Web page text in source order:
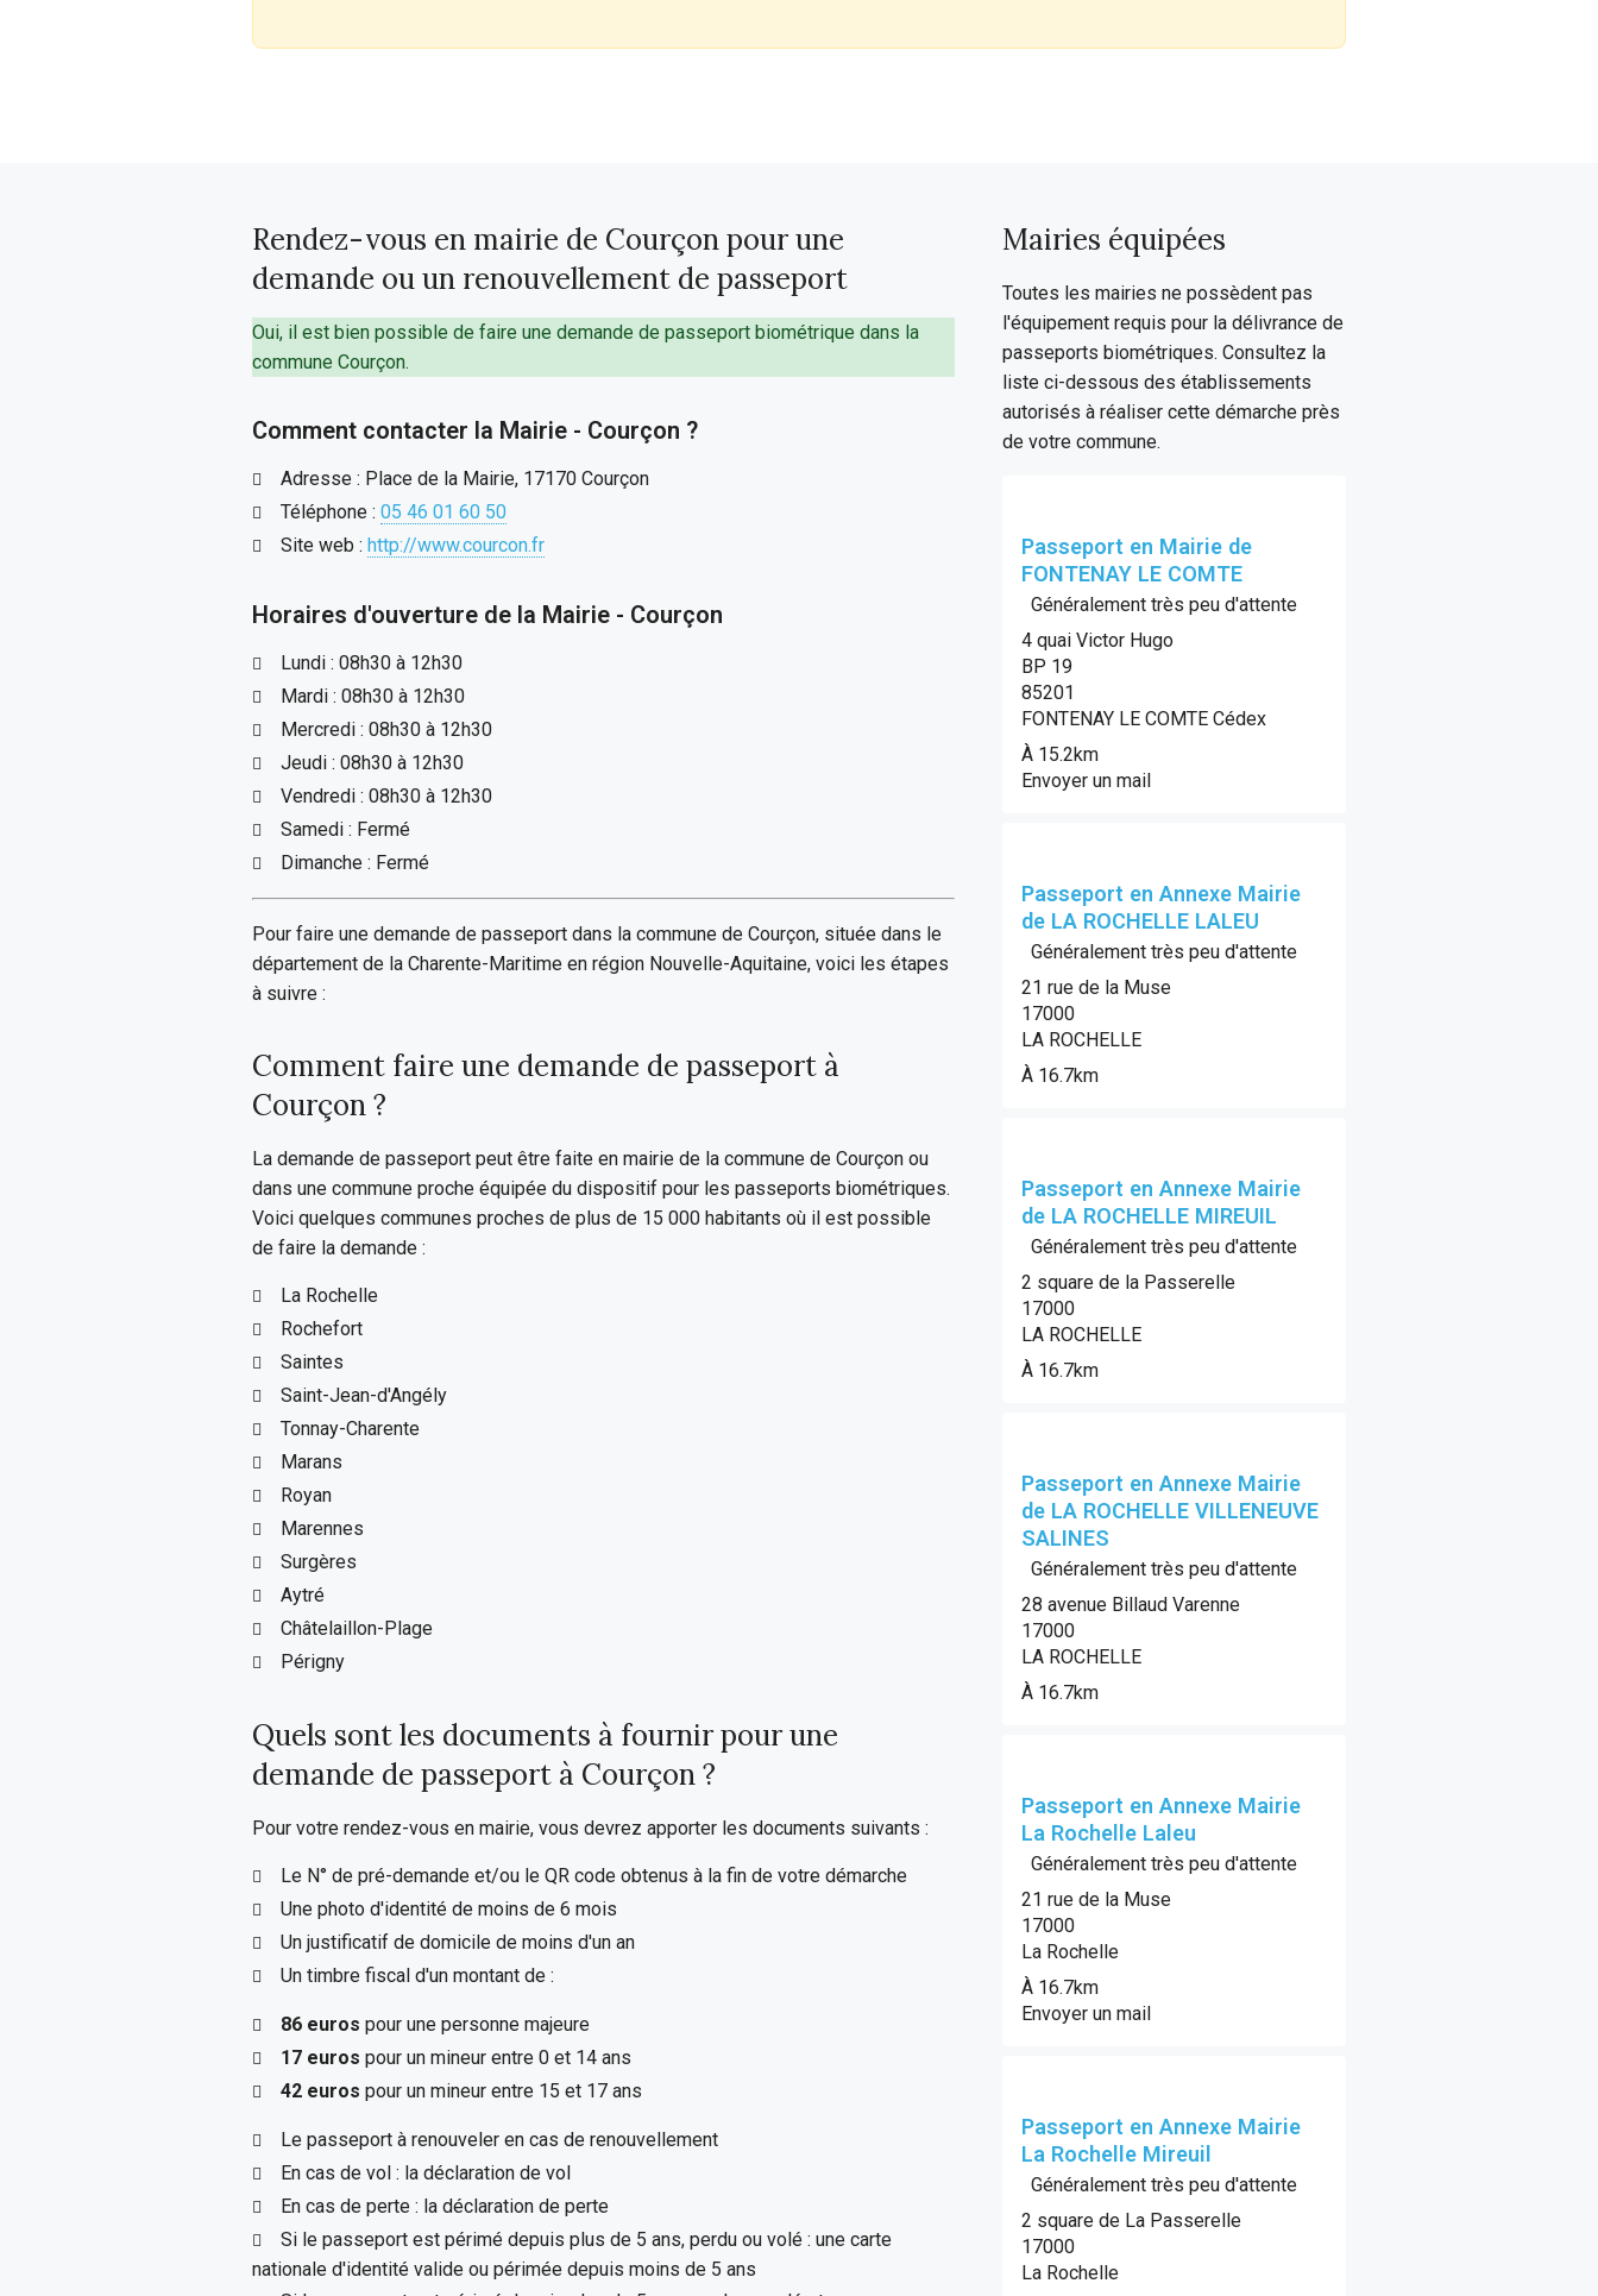
Rendez-vous en mairie de Courçon pour une
demande ou un renouvellement de passeport
Oui, il est bien possible de faire une demande de passeport biométrique dans la
commune Courçon.
Comment contacter la Mairie - Courçon ?
Adresse : Place de la Mairie, 17170 Courçon
Téléphone : 05 46 01 60 50
Site web : http://www.courcon.fr
Horaires d'ouverture de la Mairie - Courçon
Lundi : 08h30 à 12h30
Mardi : 08h30 à 12h30
Mercredi : 08h30 à 12h30
Jeudi : 08h30 à 12h30
Vendredi : 08h30 à 12h30
Samedi : Fermé
Dimanche : Fermé
Pour faire une demande de passeport dans la commune de Courçon, située dans le
département de la Charente-Maritime en région Nouvelle-Aquitaine, voici les étapes
à suivre :
Comment faire une demande de passeport à
Courçon ?
La demande de passeport peut être faite en mairie de la commune de Courçon ou
dans une commune proche équipée du dispositif pour les passeports biométriques.
Voici quelques communes proches de plus de 15 000 habitants où il est possible
de faire la demande :
La Rochelle
Rochefort
Saintes
Saint-Jean-d'Angély
Tonnay-Charente
Marans
Royan
Marennes
Surgères
Aytré
Châtelaillon-Plage
Périgny
Quels sont les documents à fournir pour une
demande de passeport à Courçon ?
Pour votre rendez-vous en mairie, vous devrez apporter les documents suivants :
Le N° de pré-demande et/ou le QR code obtenus à la fin de votre démarche
Une photo d'identité de moins de 6 mois
Un justificatif de domicile de moins d'un an
Un timbre fiscal d'un montant de :
86 euros pour une personne majeure
17 euros pour un mineur entre 0 et 14 ans
42 euros pour un mineur entre 15 et 17 ans
Le passeport à renouveler en cas de renouvellement
En cas de vol : la déclaration de vol
En cas de perte : la déclaration de perte
Si le passeport est périmé depuis plus de 5 ans, perdu ou volé : une carte
nationale d'identité valide ou périmée depuis moins de 5 ans
Mairies équipées
Toutes les mairies ne possèdent pas
l'équipement requis pour la délivrance de
passeports biométriques. Consultez la
liste ci-dessous des établissements
autorisés à réaliser cette démarche près
de votre commune.
Passeport en Mairie de
FONTENAY LE COMTE
Généralement très peu d'attente
4 quai Victor Hugo
BP 19
85201
FONTENAY LE COMTE Cédex
À 15.2km
Envoyer un mail
Passeport en Annexe Mairie
de LA ROCHELLE LALEU
Généralement très peu d'attente
21 rue de la Muse
17000
LA ROCHELLE
À 16.7km
Passeport en Annexe Mairie
de LA ROCHELLE MIREUIL
Généralement très peu d'attente
2 square de la Passerelle
17000
LA ROCHELLE
À 16.7km
Passeport en Annexe Mairie
de LA ROCHELLE VILLENEUVE
SALINES
Généralement très peu d'attente
28 avenue Billaud Varenne
17000
LA ROCHELLE
À 16.7km
Passeport en Annexe Mairie
La Rochelle Laleu
Généralement très peu d'attente
21 rue de la Muse
17000
La Rochelle
À 16.7km
Envoyer un mail
Passeport en Annexe Mairie
La Rochelle Mireuil
Généralement très peu d'attente
2 square de La Passerelle
17000
La Rochelle